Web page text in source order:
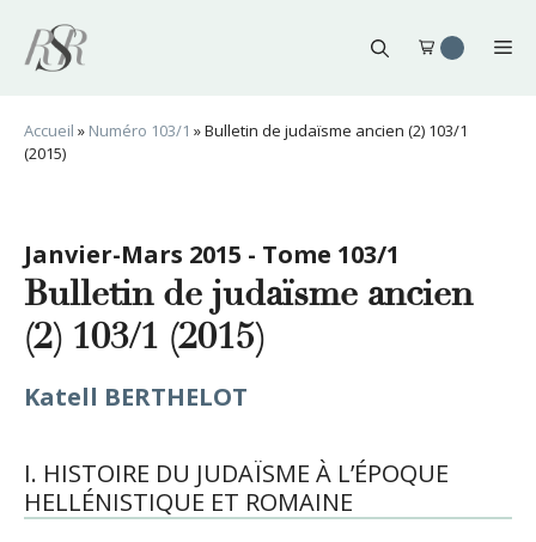
contenu
Accueil » Numéro 103/1 »Bulletin de judaïsme ancien (2) 103/1
(2015)
Janvier-Mars 2015 - Tome 103/1
Bulletin de judaïsme ancien
(2) 103/1 (2015)
Katell BERTHELOT
I. HISTOIRE DU JUDAÏSME À L’ÉPOQUE
HELLÉNISTIQUE ET ROMAINE